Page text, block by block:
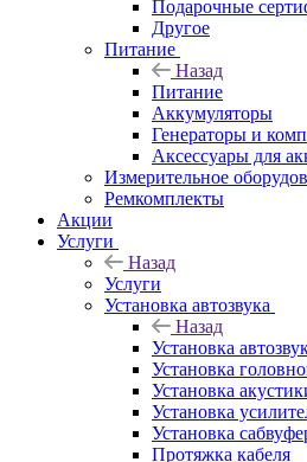
Подарочные
Другое
Питание
Назад
Питание
Аккумуляторы
Генераторы и
Аксессуары для
Измерительное
Ремкомплекты
Акции
Услуги
Назад
Услуги
Установка автозвука
Назад
Установка
Установка
Установка
Установка
Установка
Протяжка кабеля